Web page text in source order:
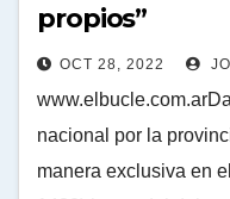
propios”
OCT 28, 2022
nacional por la
manera exclusiva en